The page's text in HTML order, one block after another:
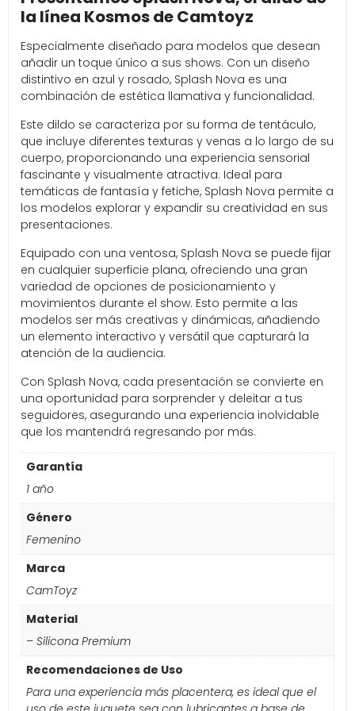
la línea Kosmos de Camtoyz
Especialmente diseñado para modelos que desean
añadir un toque único a sus shows. Con un diseño
distintivo en azul y rosado, Splash Nova es una
combinación de estética llamativa y funcionalidad.
Este dildo se caracteriza por su forma de tentáculo,
que incluye diferentes texturas y venas a lo largo de su
cuerpo, proporcionando una experiencia sensorial
fascinante y visualmente atractiva. Ideal para
temáticas de fantasía y fetiche, Splash Nova permite a
los modelos explorar y expandir su creatividad en sus
presentaciones.
Equipado con una ventosa, Splash Nova se puede fijar
en cualquier superficie plana, ofreciendo una gran
variedad de opciones de posicionamiento y
movimientos durante el show. Esto permite a las
modelos ser más creativas y dinámicas, añadiendo
un elemento interactivo y versátil que capturará la
atención de la audiencia.
Con Splash Nova, cada presentación se convierte en
una oportunidad para sorprender y deleitar a tus
seguidores, asegurando una experiencia inolvidable
que los mantendrá regresando por más.
Garantía
1 año
Género
Femenino
Marca
CamToyz
Material
– Silicona Premium
Recomendaciones de Uso
Para una experiencia más placentera, es ideal que el